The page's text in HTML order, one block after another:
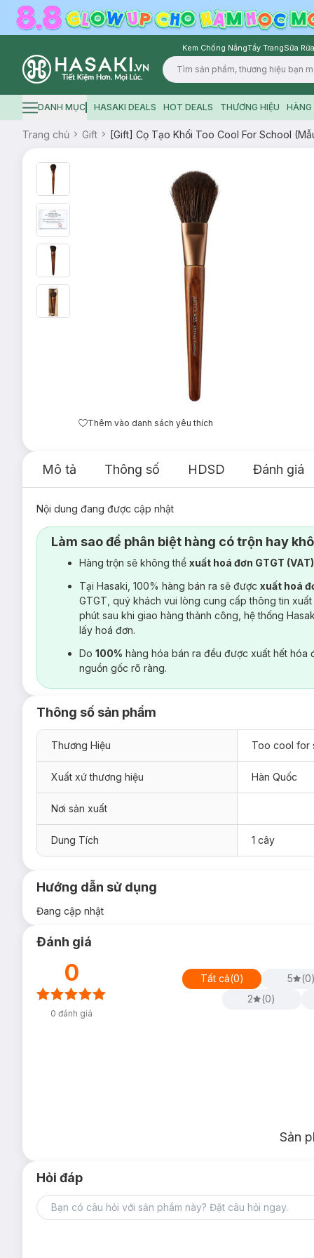
Kem Chống NắngTẩy TrangSữa
Logo
Hamburger icon
DANH MỤC HASAKI DEALS HOT DEALS THƯƠNG HIỆU HÀNG
Trang chủ Gift [Gift] Cọ Tạo Khối Too Cool For School
Thêm vào danh sách yêu thích
Mô tả Thông số HDSD Đánh giá
Nội dung đang được cập nhật
Làm sao để phân biệt hàng có trộn hay
Hàng trộn sẽ không thể xuất hoá đơn GTGT
Tại Hasaki, 100% hàng bán ra sẽ được xuất hoá
GTGT, quý khách vui lòng cung cấp thông tin
phút sau khi giao hàng thành công, hệ thống
lấy hoá đơn.
Do 100% hàng hóa bán ra đều được xuất hết hóa
nguồn gốc rõ ràng.
Thông số sản phẩm
Thương Hiệu Too cool for
Xuất xứ thương hiệu Hàn Quốc
Nơi sản xuất
Dung Tích 1 cây
Hướng dẫn sử dụng
Đang cập nhật
Đánh giá
0
0 đánh giá
Tất cả(0) 5 (0
2
(0)
Sản
Hỏi đáp